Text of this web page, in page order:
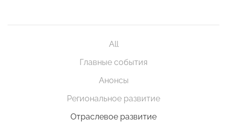
All
Главные события
Анонсы
Региональное развитие
Отраслевое развитие